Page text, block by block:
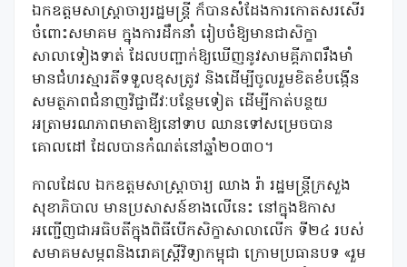
ឯកឧត្តមសាស្រ្តាចារ្យរដ្ឋមន្រ្តី ក៏បានសំដែងការកោតសរសើរ
ចំពោះសមាគម ក្នុងការដឹកនាំ រៀបចំឱ្យមានជាសិក្ខា
សាលាទៀងទាត់ ដែលបញ្ជាក់ឱ្យឃើញនូវសាមគ្គីភាពរឹងមាំ
មានជំហរស្មារតីទទួលខុសត្រូវ និងដើម្បីចូលរួមខិតខំបង្កើន
សមត្ថភាពជំនាញវិជ្ជាជីវៈបន្ថែមទៀត ដើម្បីកាត់បន្ថយ
អត្រាមរណភាពមាតាឱ្យនៅទាប ឈានទៅសម្រេចបាន
គោលដៅ ដែលបានកំណត់នៅឆ្នាំ២០៣០។
កាលដែល ឯកឧត្តមសាស្ត្រាចារ្យ ឈាង រ៉ា រដ្ឋមន្រ្តីក្រសួង
សុខាភិបាល មានប្រសាសន៍ខាងលើនេះ នៅក្នុងឱកាស
អញ្ជើញជាអធិបតីក្នុងពិធីបើកសិក្ខាសាលាលើក ទី២៤ របស់
សមាគមសម្ភពនិងរោគស្ត្រីវិទ្យាកម្ពុជា ក្រោមប្រធានបទ «រួម